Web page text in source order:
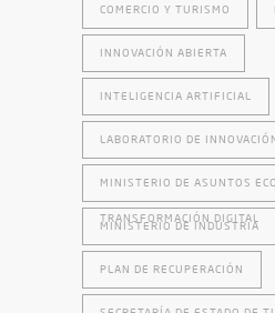
COMERCIO Y TURISMO
INNOVACIÓN ABIERTA
INTELIGENCIA ARTIFICIAL
LABORATORIO DE
MINISTERIO DE ASUNTOS
TRANSFORMACIÓN DIGITAL
MINISTERIO DE INDUSTRIA
PLAN DE RECUPERACIÓN